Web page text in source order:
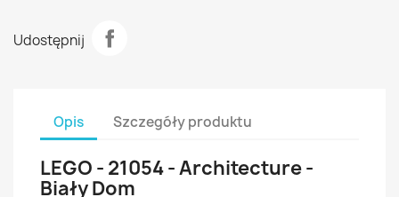
Udostępnij
Opis Szczegóły produktu
LEGO - 21054 - Architecture -
Biały Dom